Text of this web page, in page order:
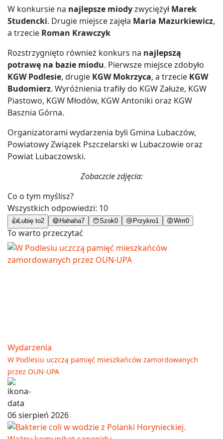
W konkursie na najlepsze miodyzwyciężył Marek
Studencki. Drugie miejsce zajęła Maria Mazurkiewicz,
a trzecie Roman Krawczyk
Rozstrzygnięto również konkurs na najlepszą
potrawę na bazie miodu. Pierwsze miejsce zdobyło
KGW Podlesie, drugie KGW Mokrzyca, a trzecie KGW
Budomierz. Wyróżnienia trafiły do KGW Załuże, KGW
Piastowo, KGW Młodów, KGW Antoniki oraz KGW
Basznia Górna.
Organizatorami wydarzenia byli Gmina Lubaczów,
Powiatowy Związek Pszczelarski w Lubaczowie oraz
Powiat Lubaczowski.
Zobaczcie zdjęcia:
Co o tym myślisz?
Wszystkich odpowiedzi: 10
👍Lubię to2 😄 Hahaha7 😯Szok0 😢 Przykro1 😡Wrrr0
To warto przeczytać
Wydarzenia
W Podlesiu uczczą pamięć mieszkańców zamordowanych
przez OUN-UPA
06 sierpień 2026